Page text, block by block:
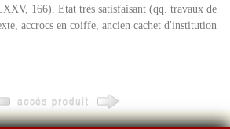
166). Etat très satisfaisant (qq. travaux de
accrocs en coiffe, ancien cachet d'institution